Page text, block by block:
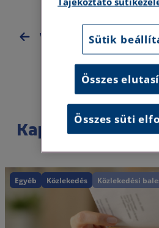
Vissza az
Kapcsolódó
Egyéb Közlekedés Közlekedési
Sütik
Összes
Összes süti